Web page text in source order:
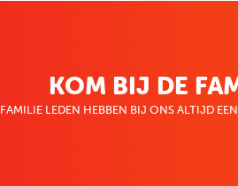
KOM BIJ DE
FAMILIE LEDEN HEBBEN BIJ ONS ALTIJD